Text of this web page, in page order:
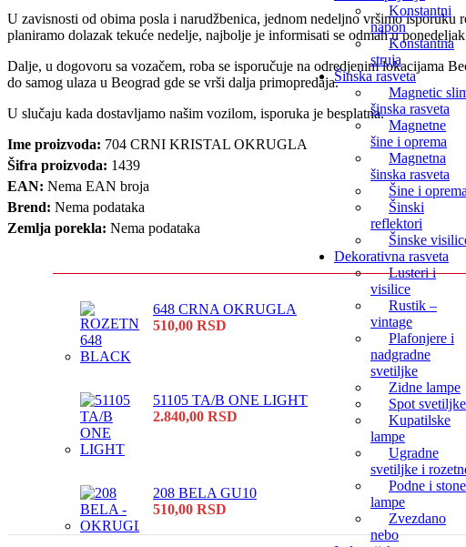
Konstantni
napon
Konstantna
struja
Šinska rasveta
Magnetic
šinska rasveta
Magnetne
šine i oprema
Magnetna
šinska rasveta
Šine i oprema
Šinski
reflektori
Šinske
Dekorativna rasveta
Lusteri i
visilice
Rustik –
vintage
Plafonjere i
nadgradne
svetiljke
Zidne lampe
Spot svetiljke
Kupatilske
lampe
Ugradne
svetiljke i
Podne i stone
lampe
Zvezdano
nebo
U zavisnosti od obima posla i narudžbenica, jednom nedeljno vršimo
planiramo dolazak tekuće nedelje, najbolje je informisati se odmah u
Dalje, u dogovoru sa vozačem, roba se isporučuje na odredjenim lokacijama
do samog ulaza u Beograd gde se vrši dalja primopredaja.
U slučaju kada dostavljamo našim vozilom, isporuka je besplatna.
Ime proizvoda: 704 CRNI KRISTAL OKRUGLA
Šifra proizvoda: 1439
EAN: Nema EAN broja
Brend: Nema podataka
Zemlja porekla: Nema podataka
648 CRNA OKRUGLA
510,00 RSD
51105 TA/B ONE LIGHT
2.840,00 RSD
208 BELA GU10
510,00 RSD